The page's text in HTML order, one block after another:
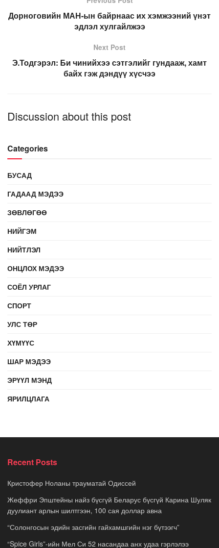
Дорноговийн МАН-ын байрнаас их хэмжээний үнэт
эдлэл хулгайлжээ
Next Post
Э.Тодгэрэл: Би чинийхээ сэтгэлийг гундааж, хамт
байх гэж дэндүү хүсчээ
Discussion about this post
Categories
БУСАД
ГАДААД МЭДЭЭ
ЗӨВЛӨГӨӨ
НИЙГЭМ
НИЙТЛЭЛ
ОНЦЛОХ МЭДЭЭ
СОЁЛ УРЛАГ
СПОРТ
УЛС ТӨР
ХҮМҮҮС
ШАР МЭДЭЭ
ЭРҮҮЛ МЭНД
ЯРИЛЦЛАГА
Recent Posts
Кристофер Ноланы трауматай Одиссей
Жеффри Эпштейны найз бүсгүй Беларус бүсгүй Карина Шуляк
дуулиант арлын шилтгээн, 100 сая доллар авна
“Солонгосын эдийн засгийн гайхамшгийн нэг бүтээгч”
“Spice Girls”-ийн Мел Си 52 насандаа анх удаа гэрлэлээ